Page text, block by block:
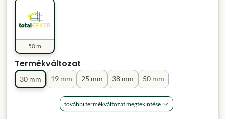
50 m
Termékváltozat
19 mm 25 mm
30 mm 38 mm 50 mm
további termékváltozat megtekintése